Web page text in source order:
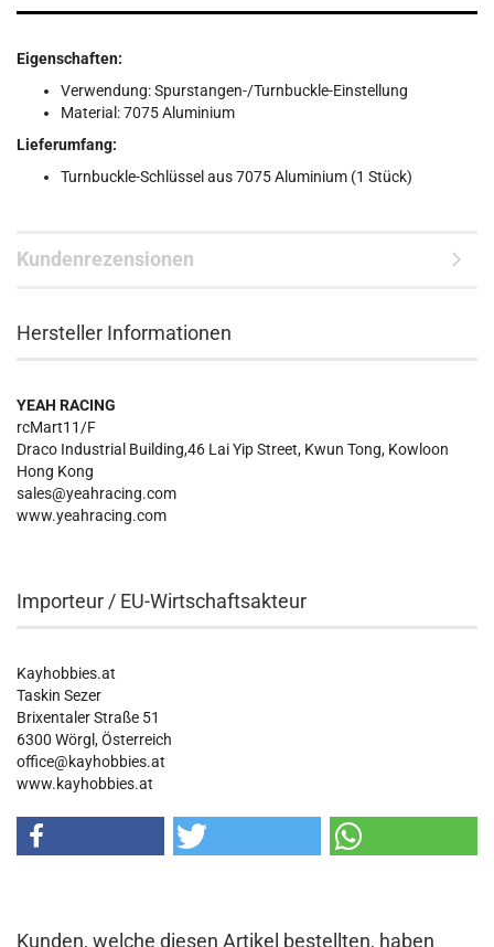
Eigenschaften:
Verwendung: Spurstangen-/Turnbuckle-Einstellung
Material: 7075 Aluminium
Lieferumfang:
Turnbuckle-Schlüssel aus 7075 Aluminium (1 Stück)
Kundenrezensionen
Hersteller Informationen
YEAH RACING
rcMart11/F
Draco Industrial Building,46 Lai Yip Street, Kwun Tong, Kowloon
Hong Kong
sales@yeahracing.com
www.yeahracing.com
Importeur / EU-Wirtschaftsakteur
Kayhobbies.at
Taskin Sezer
Brixentaler Straße 51
6300 Wörgl, Österreich
office@kayhobbies.at
www.kayhobbies.at
Kunden, welche diesen Artikel bestellten, haben